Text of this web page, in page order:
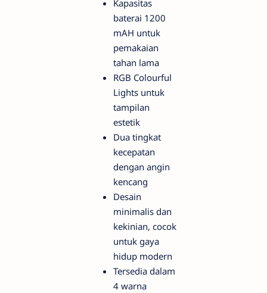
Kapasitas
baterai 1200
mAH untuk
pemakaian
tahan lama
RGB Colourful
Lights untuk
tampilan
estetik
Dua tingkat
kecepatan
dengan angin
kencang
Desain
minimalis dan
kekinian, cocok
untuk gaya
hidup modern
Tersedia dalam
4 warna